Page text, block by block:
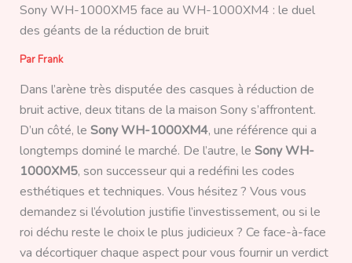
Sony WH-1000XM5 face au WH-1000XM4 : le duel
des géants de la réduction de bruit
Par Frank
Dans l’arène très disputée des casques à réduction de
bruit active, deux titans de la maison Sony s’affrontent.
D’un côté, le Sony WH-1000XM4, une référence qui a
longtemps dominé le marché. De l’autre, le Sony WH-
1000XM5, son successeur qui a redéfini les codes
esthétiques et techniques. Vous hésitez ? Vous vous
demandez si l’évolution justifie l’investissement, ou si le
roi déchu reste le choix le plus judicieux ? Ce face-à-face
va décortiquer chaque aspect pour vous fournir un verdict